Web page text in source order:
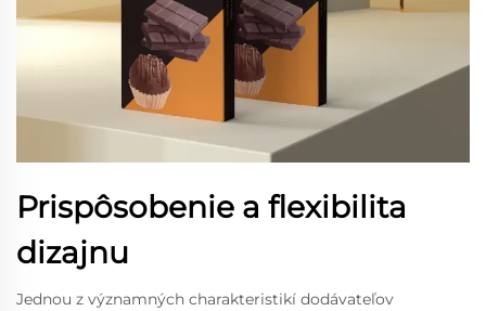
Prispôsobenie a flexibilita
dizajnu
Jednou z významných charakteristikí dodávateľov